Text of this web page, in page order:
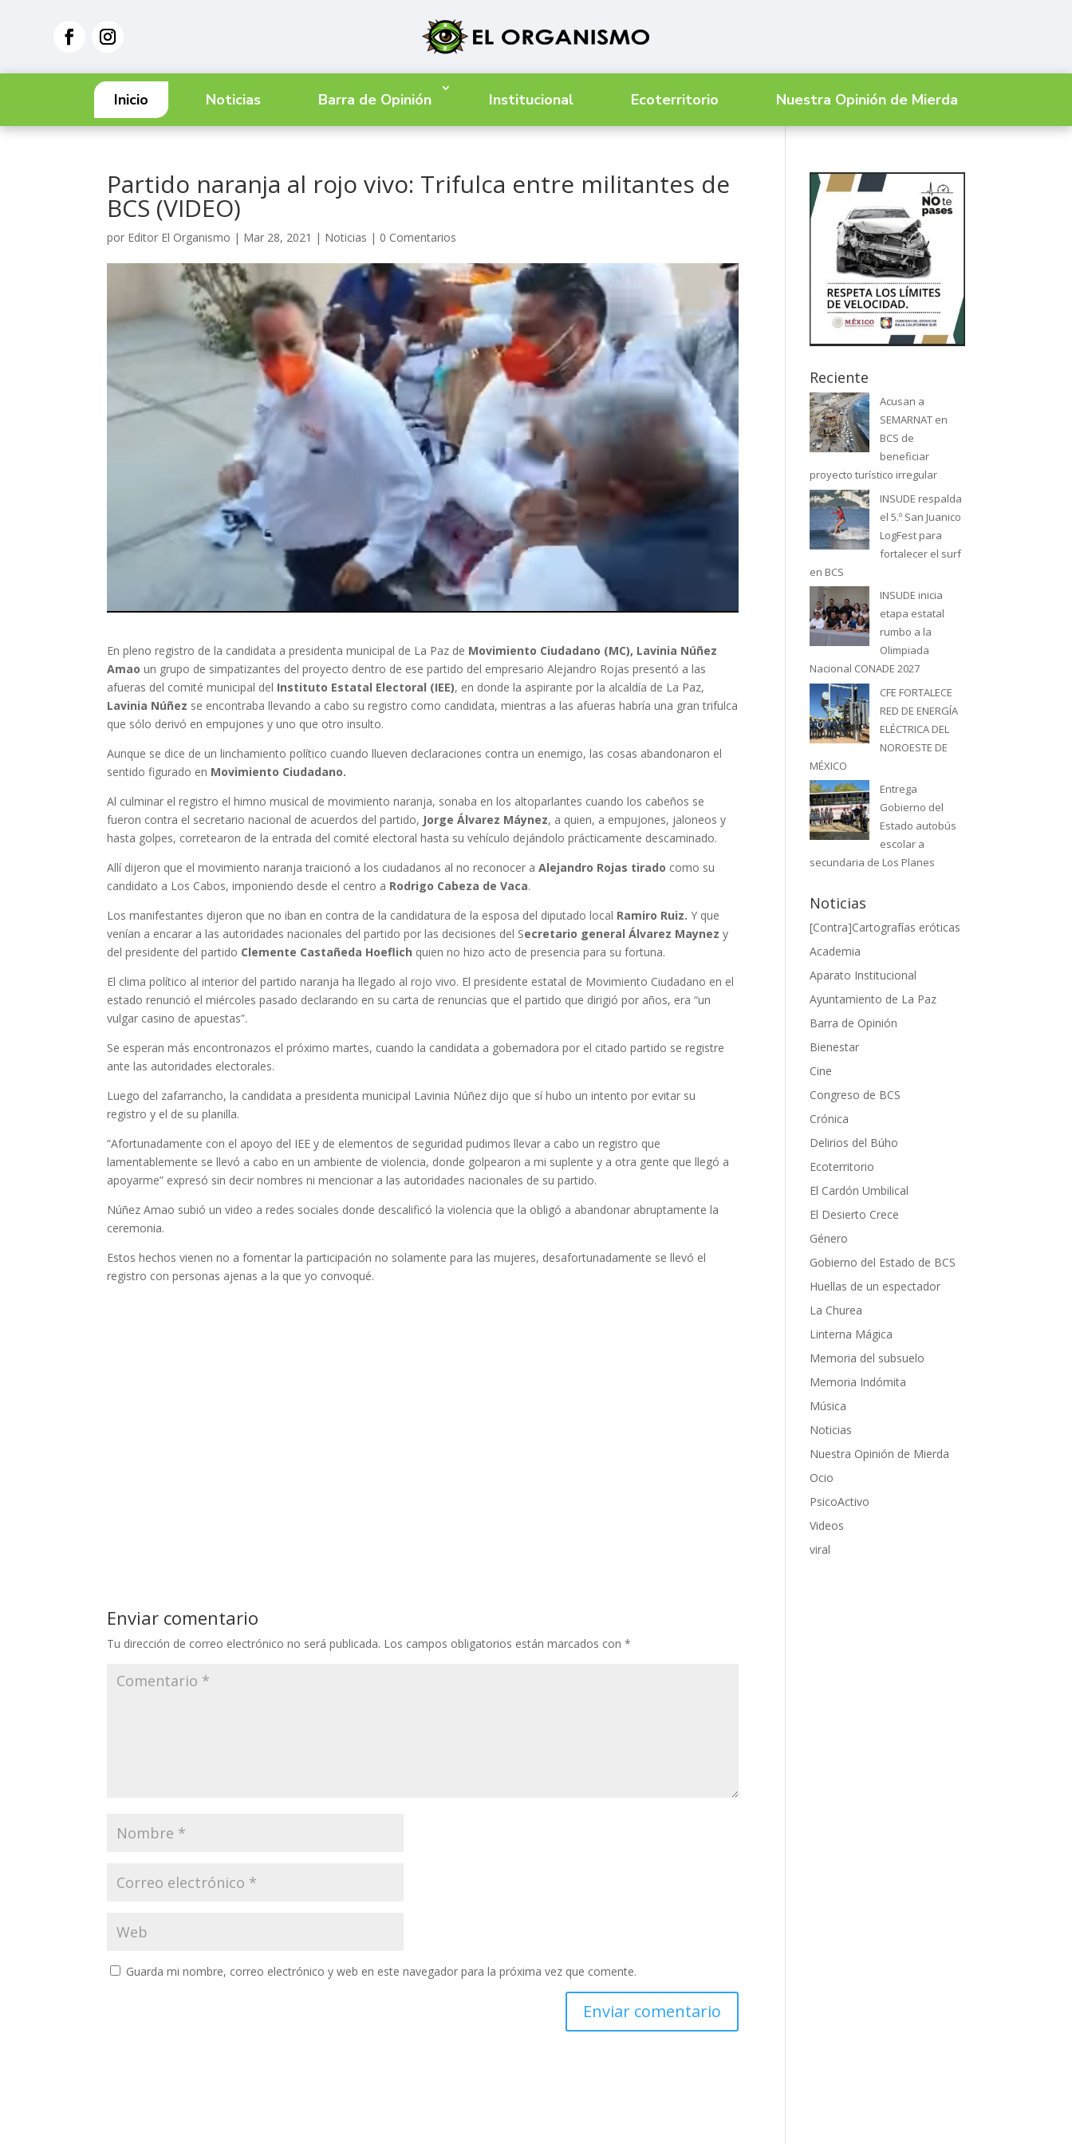
Inicio Noticias Barra de Opinión Institucional Ecoterritorio Nuestra Opinión de Mierda
Partido naranja al rojo vivo: Trifulca entre militantes de
BCS (VIDEO)
por Editor El Organismo | Mar 28, 2021 | Noticias | 0 Comentarios
En pleno registro de la candidata a presidenta municipal de La Paz de Movimiento Ciudadano (MC), Lavinia Núñez
Amaoun grupo de simpatizantes del proyecto dentro de ese partido del empresario Alejandro Rojas presentó a las
afueras del comité municipal del Instituto Estatal Electoral (IEE), en donde la aspirante por la alcaldía de La Paz,
Lavinia Núñez se encontraba llevando a cabo su registro como candidata, mientras a las afueras habría una gran trifulca
que sólo derivó en empujones y uno que otro insulto.
Aunque se dice de un linchamiento político cuando llueven declaraciones contra un enemigo, las cosas abandonaron el
sentido figurado en Movimiento Ciudadano.
Al culminar el registro el himno musical de movimiento naranja, sonaba en los altoparlantes cuando los cabeños se
fueron contra el secretario nacional de acuerdos del partido, Jorge Álvarez Máynez, a quien, a empujones, jaloneos y
hasta golpes, corretearon de la entrada del comité electoral hasta su vehículo dejándolo prácticamente descaminado.
Allí dijeron que el movimiento naranja traicionó a los ciudadanos al no reconocer aAlejandro Rojas tirado como su
candidato a Los Cabos, imponiendo desde el centro a Rodrigo Cabeza de Vaca.
Los manifestantes dijeron que no iban en contra de la candidatura de la esposa del diputado local Ramiro Ruiz. Y que
venían a encarar a las autoridades nacionales del partido por las decisiones del Secretario general Álvarez Maynezy
del presidente del partido Clemente Castañeda Hoeflich quien no hizo acto de presencia para su fortuna.
El clima político al interior del partido naranja ha llegado al rojo vivo. El presidente estatal de Movimiento Ciudadano en el
estado renunció el miércoles pasado declarando en su carta de renuncias que el partido que dirigió por años, era “un
vulgar casino de apuestas”.
Se esperan más encontronazos el próximo martes, cuando la candidata a gobernadora por el citado partido se registre
ante las autoridades electorales.
Luego del zafarrancho, la candidata a presidenta municipal Lavinia Núñez dijo que sí hubo un intento por evitar su
registro y el de su planilla.
“Afortunadamente con el apoyo del IEE y de elementos de seguridad pudimos llevar a cabo un registro que
lamentablemente se llevó a cabo en un ambiente de violencia, donde golpearon a mi suplente y a otra gente que llegó a
apoyarme” expresó sin decir nombres ni mencionar a las autoridades nacionales de su partido.
Núñez Amao subió un video a redes sociales donde descalificó la violencia que la obligó a abandonar abruptamente la
ceremonia.
Estos hechos vienen no a fomentar la participación no solamente para las mujeres, desafortunadamente se llevó el
registro con personas ajenas a la que yo convoqué.
Enviar comentario
Tu dirección de correo electrónico no será publicada. Los campos obligatorios están marcados con*
Guarda mi nombre, correo electrónico y web en este navegador para la próxima vez que comente.
Reciente
Acusan a
SEMARNAT en
BCS de
beneficiar
proyecto turístico irregular
INSUDE respalda
el 5.º San Juanico
LogFest para
fortalecer el surf
en BCS
INSUDE inicia
etapa estatal
rumbo a la
Olimpiada
Nacional CONADE 2027
CFE FORTALECE
RED DE ENERGÍA
ELÉCTRICA DEL
NOROESTE DE
MÉXICO
Entrega
Gobierno del
Estado autobús
escolar a
secundaria de Los Planes
Noticias
[Contra]Cartografías eróticas
Academia
Aparato Institucional
Ayuntamiento de La Paz
Barra de Opinión
Bienestar
Cine
Congreso de BCS
Crónica
Delirios del Búho
Ecoterritorio
El Cardón Umbilical
El Desierto Crece
Género
Gobierno del Estado de BCS
Huellas de un espectador
La Churea
Linterna Mágica
Memoria del subsuelo
Memoria Indómita
Música
Noticias
Nuestra Opinión de Mierda
Ocio
PsicoActivo
Videos
viral